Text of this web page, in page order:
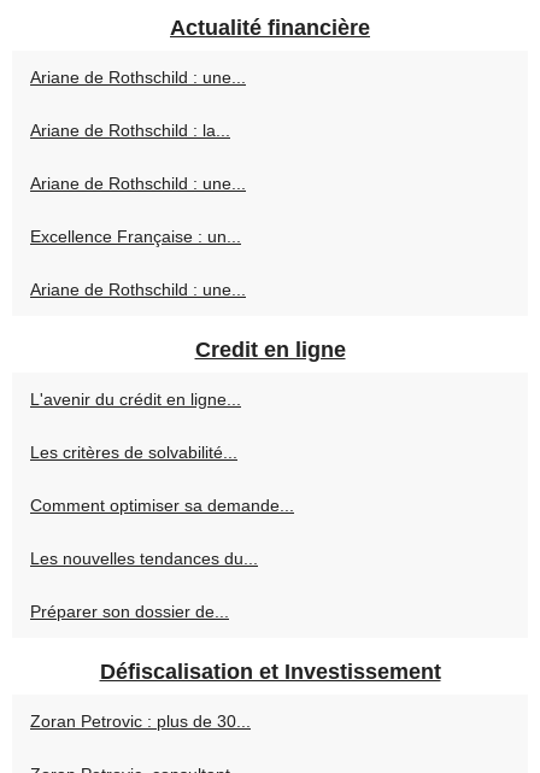
Actualité financière
Ariane de Rothschild : une...
Ariane de Rothschild : la...
Ariane de Rothschild : une...
Excellence Française : un...
Ariane de Rothschild : une...
Credit en ligne
L'avenir du crédit en ligne...
Les critères de solvabilité...
Comment optimiser sa demande...
Les nouvelles tendances du...
Préparer son dossier de...
Défiscalisation et Investissement
Zoran Petrovic : plus de 30...